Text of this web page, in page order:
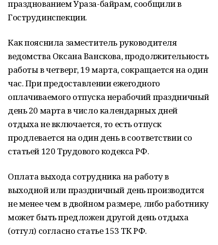
празднованием Ураза-байрам, сообщили в
Гострудинспекции.
Как пояснила заместитель руководителя
ведомства Оксана Ванскова, продолжительность
работы в четверг, 19 марта, сокращается на один
час. При предоставлении ежегодного
оплачиваемого отпуска нерабочий праздничный
день 20 марта в число календарных дней
отдыха не включается, то есть отпуск
продлевается на один день в соответствии со
статьей 120 Трудового кодекса РФ.
Оплата выхода сотрудника на работу в
выходной или праздничный день производится
не менее чем в двойном размере, либо работнику
может быть предложен другой день отдыха
(отгул) согласно статье 153 ТК РФ.